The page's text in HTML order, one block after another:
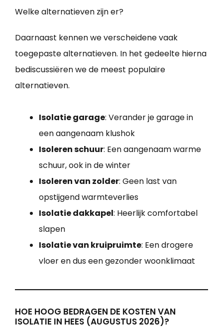
Welke alternatieven zijn er?
Daarnaast kennen we verscheidene vaak
toegepaste alternatieven. In het gedeelte hierna
bediscussiëren we de meest populaire
alternatieven.
Isolatie garage: Verander je garage in
een aangenaam klushok
Isoleren schuur: Een aangenaam warme
schuur, ook in de winter
Isoleren van zolder: Geen last van
opstijgend warmteverlies
Isolatie dakkapel: Heerlijk comfortabel
slapen
Isolatie van kruipruimte: Een drogere
vloer en dus een gezonder woonklimaat
HOE HOOG BEDRAGEN DE KOSTEN VAN
ISOLATIE IN HEES (AUGUSTUS 2026)?